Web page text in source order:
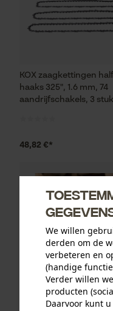
KOX zaagkettingen half
haaks 325", 1.6 mm, 74
aandrijfschakels, 3
48,82 €*
Oregon voordelset
We willen
derden om de
verbeteren en
(handige
Verder willen
producten
Daarvoor kunt